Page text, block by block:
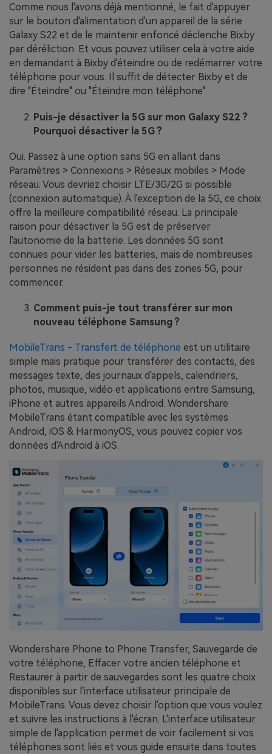
Comme nous l'avons déjà mentionné, le fait d'appuyer
sur le bouton d'alimentation d'un appareil de la série
Galaxy S22 et de le maintenir enfoncé déclenche Bixby
par déréliction. Et vous pouvez utiliser cela à votre aide
en demandant à Bixby d'éteindre ou de redémarrer votre
téléphone pour vous. Il suffit de détecter Bixby et de
dire "Éteindre" ou "Éteindre mon téléphone".
Puis-je désactiver la 5G sur mon Galaxy S22 ?
Pourquoi désactiver la 5G ?
Oui. Passez à une option sans 5G en allant dans
Paramètres > Connexions > Réseaux mobiles > Mode
réseau. Vous devriez choisir LTE/3G/2G si possible
(connexion automatique). À l'exception de la 5G, ce choix
offre la meilleure compatibilité réseau. La principale
raison pour désactiver la 5G est de préserver
l'autonomie de la batterie. Les données 5G sont
connues pour vider les batteries, mais de nombreuses
personnes ne résident pas dans des zones 5G, pour
commencer.
Comment puis-je tout transférer sur mon
nouveau téléphone Samsung ?
MobileTrans - Transfert de téléphone est un utilitaire
simple mais pratique pour transférer des contacts, des
messages texte, des journaux d'appels, calendriers,
photos, musique, vidéo et applications entre Samsung,
iPhone et autres appareils Android. Wondershare
MobileTrans étant compatible avec les systèmes
Android, iOS & HarmonyOS, vous pouvez copier vos
données d'Android à iOS.
Wondershare Phone to Phone Transfer, Sauvegarde de
votre téléphone, Effacer votre ancien téléphone et
Restaurer à partir de sauvegardes sont les quatre choix
disponibles sur l'interface utilisateur principale de
MobileTrans. Vous devez choisir l'option que vous voulez
et suivre les instructions à l'écran. L'interface utilisateur
simple de l'application permet de voir facilement si vos
téléphones sont liés et vous guide ensuite dans toutes